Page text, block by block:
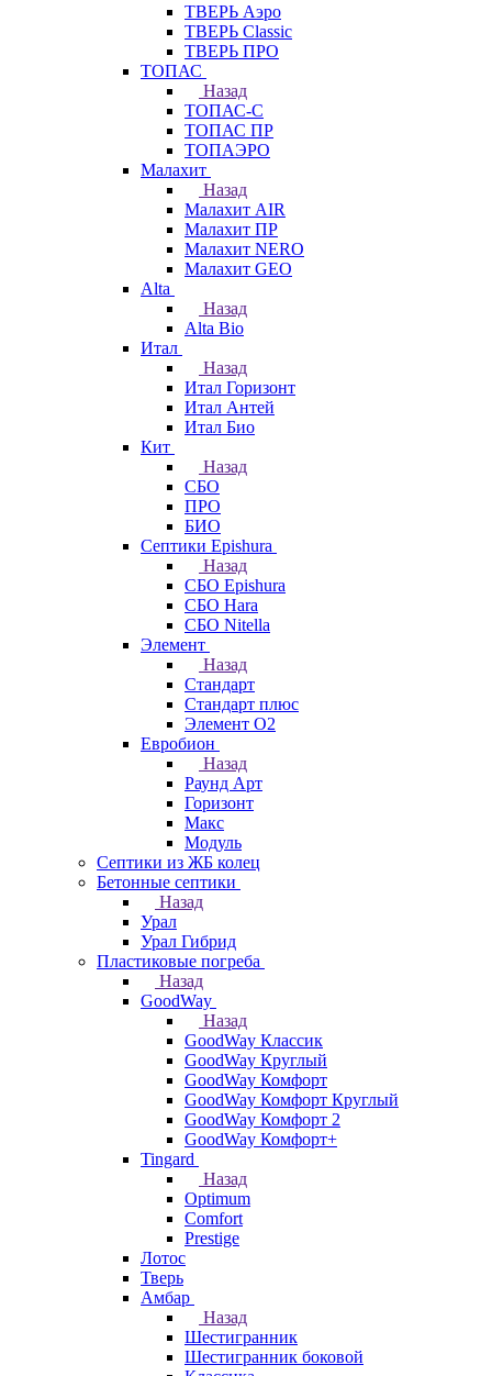
ТВЕРЬ Аэро
ТВЕРЬ Classic
ТВЕРЬ ПРО
ТОПАС
Назад
ТОПАС-С
ТОПАС ПР
ТОПАЭРО
Малахит
Назад
Малахит AIR
Малахит ПР
Малахит NERO
Малахит GEO
Alta
Назад
Alta Bio
Итал
Назад
Итал Горизонт
Итал Антей
Итал Био
Кит
Назад
СБО
ПРО
БИО
Септики Epishura
Назад
СБО Epishura
СБО Hara
СБО Nitella
Элемент
Назад
Стандарт
Стандарт плюс
Элемент О2
Евробион
Назад
Раунд Арт
Горизонт
Макс
Модуль
Септики из ЖБ колец
Бетонные септики
Назад
Урал
Урал Гибрид
Пластиковые погреба
Назад
GoodWay
Назад
GoodWay Классик
GoodWay Круглый
GoodWay Комфорт
GoodWay Комфорт Круглый
GoodWay Комфорт 2
GoodWay Комфорт+
Tingard
Назад
Optimum
Comfort
Prestige
Лотос
Тверь
Амбар
Назад
Шестигранник
Шестигранник боковой